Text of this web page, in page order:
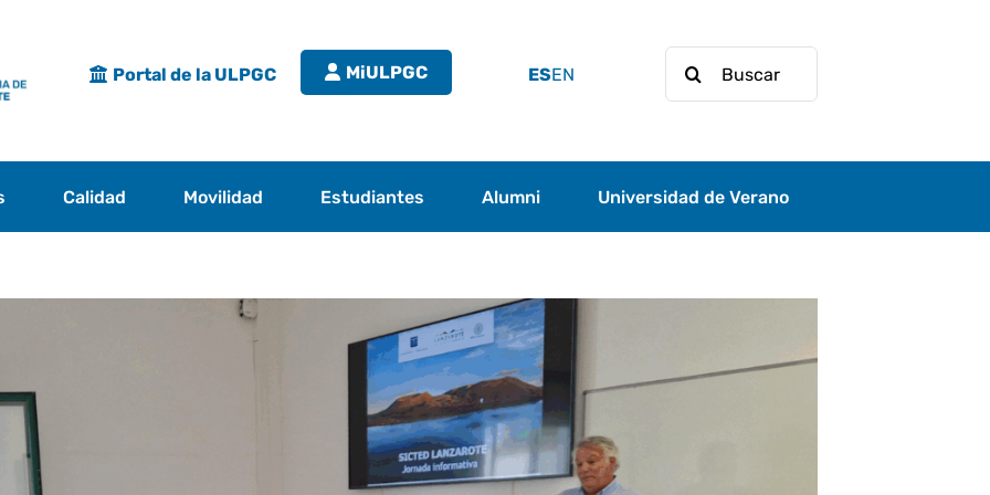
Portal de la ULPGC MiULPGC EN
ES
Calidad Movilidad Estudiantes Alumni Universidad de Verano